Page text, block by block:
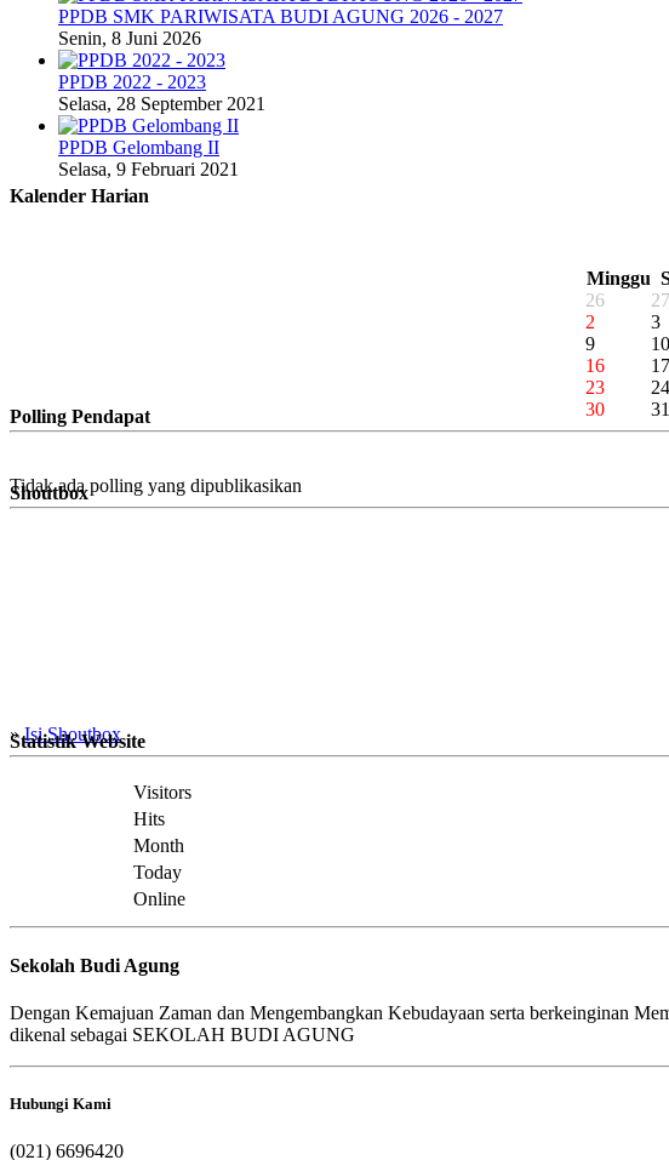
PPDB SMK PARIWISATA BUDI AGUNG 2026 - 2027
Senin, 8 Juni 2026
PPDB 2022 - 2023
Selasa, 28 September 2021
PPDB Gelombang II
Selasa, 9 Februari 2021
Kalender Harian
Minggu
26
27
2
3
9
10
16
17
23
24
30
31
Polling Pendapat
Tidak ada polling yang dipublikasikan
Shoutbox
»Isi Shoutbox
Statistik Website
Visitors
Hits
Month
Today
Online
Sekolah Budi Agung
Dengan Kemajuan Zaman dan Mengembangkan Kebudayaan serta berkeinginan
dikenal sebagai SEKOLAH BUDI AGUNG
Hubungi Kami
(021) 6696420